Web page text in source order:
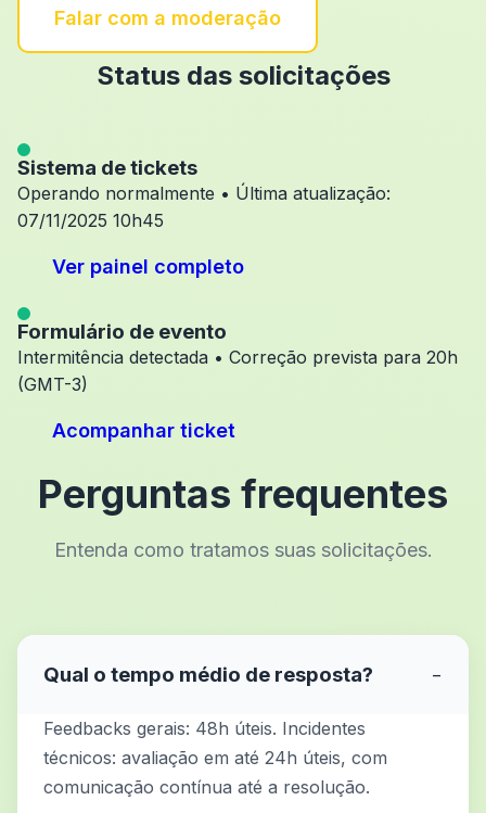
Falar com a moderação
Status das solicitações
Sistema de tickets
Operando normalmente • Última atualização:
07/11/2025 10h45
Ver painel completo
Formulário de evento
Intermitência detectada • Correção prevista para 20h
(GMT-3)
Acompanhar ticket
Perguntas frequentes
Entenda como tratamos suas solicitações.
Qual o tempo médio de resposta? −
Feedbacks gerais: 48h úteis. Incidentes
técnicos: avaliação em até 24h úteis, com
comunicação contínua até a resolução.